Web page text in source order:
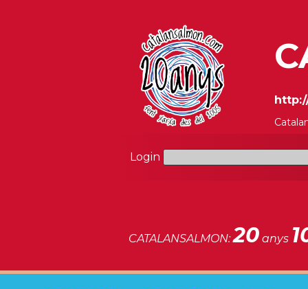
Login
CATALANSALMON:20 anys